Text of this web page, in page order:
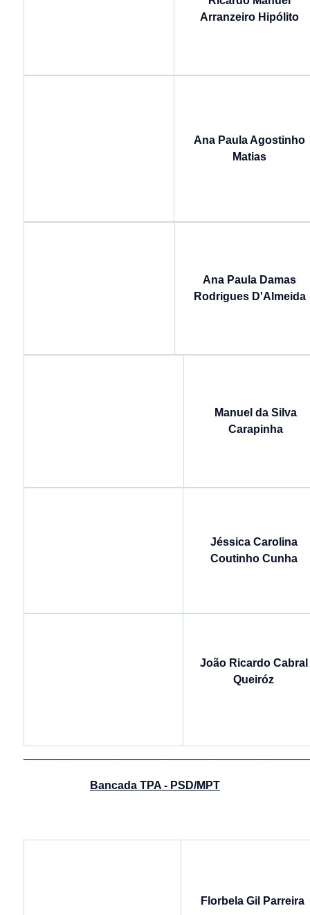
Arranzeiro Hipólito
Ana Paula Agostinho
Matias
Ana Paula Damas
Rodrigues D'Almeida
Manuel da Silva
Carapinha
Jéssica Carolina
Coutinho Cunha
João Ricardo Cabral
Queiróz
Bancada TPA - PSD/MPT
Florbela Gil Parreira